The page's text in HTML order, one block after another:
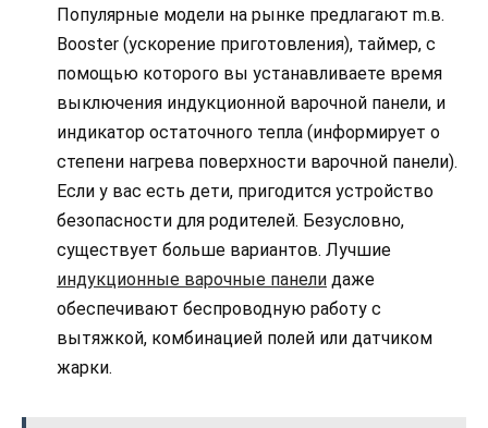
Популярные модели на рынке предлагают m.в.
Booster (ускорение приготовления), таймер, с
помощью которого вы устанавливаете время
выключения индукционной варочной панели, и
индикатор остаточного тепла (информирует о
степени нагрева поверхности варочной панели).
Если у вас есть дети, пригодится устройство
безопасности для родителей. Безусловно,
существует больше вариантов. Лучшие
индукционные варочные панели даже
обеспечивают беспроводную работу с
вытяжкой, комбинацией полей или датчиком
жарки.